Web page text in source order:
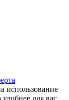
использование
для вас